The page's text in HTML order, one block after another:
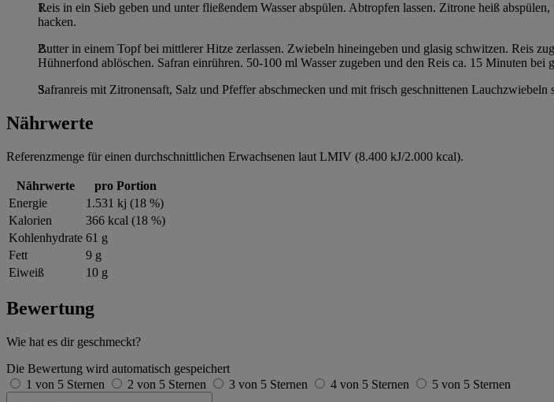
Reis in ein Sieb geben und unter fließendem Wasser abspülen. Abtropfen lassen. Zitrone heiß
hacken.
Butter in einem Topf bei mittlerer Hitze zerlassen. Zwiebeln hineingeben und glasig schwitzen. Reis
Hühnerfond ablöschen. Safran einrühren. 50-100 ml Wasser zugeben und den Reis ca. 15 Minuten bei
Safranreis mit Zitronensaft, Salz und Pfeffer abschmecken und mit frisch geschnittenen Lauchzwiebeln
Nährwerte
Referenzmenge für einen durchschnittlichen Erwachsenen laut LMIV (8.400 kJ/2.000 kcal).
Nährwerte
pro Portion
Energie
1.531 kj (18 %)
Kalorien
366 kcal (18 %)
Kohlenhydrate 61 g
Fett
9 g
Eiweiß
10 g
Bewertung
Wie hat es dir geschmeckt?
Die Bewertung wird automatisch gespeichert
1 von 5 Sternen
2 von 5 Sternen 3 von 5 Sternen 4 von 5 Sternen
5 von 5 Sternen